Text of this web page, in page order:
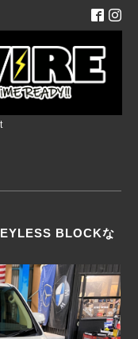
BLOCKな